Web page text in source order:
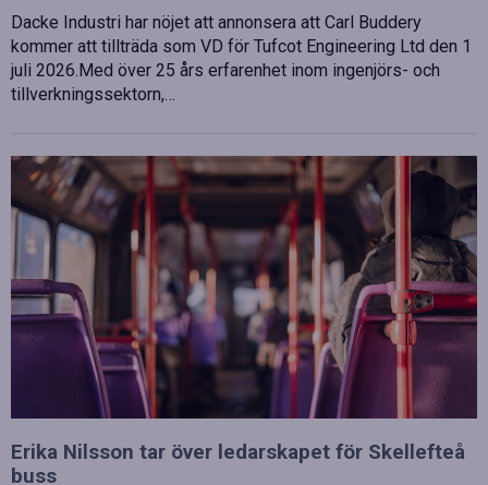
Dacke Industri har nöjet att annonsera att Carl Buddery
kommer att tillträda som VD för Tufcot Engineering Ltd den 1
juli 2026.Med över 25 års erfarenhet inom ingenjörs- och
tillverkningssektorn,…
Erika Nilsson tar över ledarskapet för Skellefteå
buss